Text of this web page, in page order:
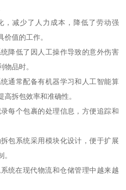
减少了人力成本，降低了劳动强
值的工作。
降低了因人工操作导致的意外伤害
品时。
通常配备有机器学习和人工智能算
拆包效率和准确性。
每个包裹的处理信息，方便追踪和
包系统采用模块化设计，便于扩展
统在现代物流和仓储管理中越来越